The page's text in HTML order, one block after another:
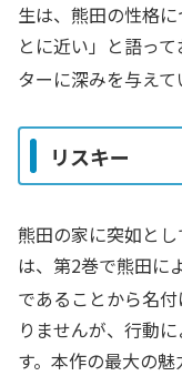
生は、熊田の性格
とに近い」と語っ
ターに深みを与えて
リスキー
熊田の家に突如と
は、第2巻で熊田に
であることから名
りませんが、行動
す。本作の最大の